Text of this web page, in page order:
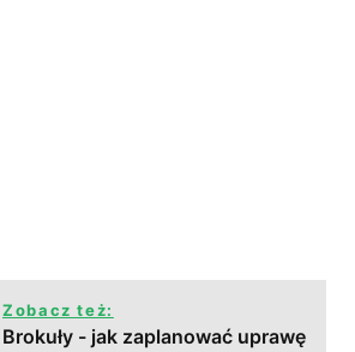
Zobacz też:
Brokuły - jak zaplanować uprawę